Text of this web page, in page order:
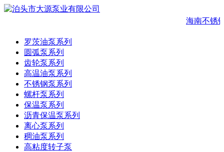
海南不锈
罗茨油泵系列
圆弧泵系列
齿轮泵系列
高温油泵系列
不锈钢泵系列
螺杆泵系列
保温泵系列
沥青保温泵系列
离心泵系列
稠油泵系列
高粘度转子泵